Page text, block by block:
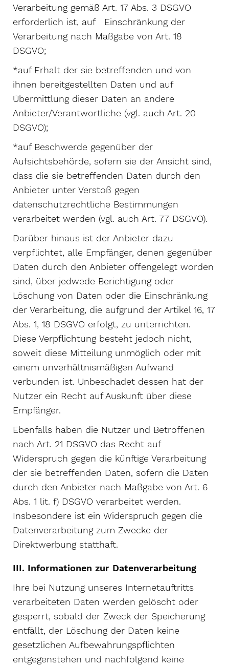
Verarbeitung gemäß Art. 17 Abs. 3 DSGVO
erforderlich ist, auf Einschränkung der
Verarbeitung nach Maßgabe von Art. 18
DSGVO;
*auf Erhalt der sie betreffenden und von
ihnen bereitgestellten Daten und auf
Übermittlung dieser Daten an andere
Anbieter/Verantwortliche (vgl. auch Art. 20
DSGVO);
*auf Beschwerde gegenüber der
Aufsichtsbehörde, sofern sie der Ansicht sind,
dass die sie betreffenden Daten durch den
Anbieter unter Verstoß gegen
datenschutzrechtliche Bestimmungen
verarbeitet werden (vgl. auch Art. 77 DSGVO).
Darüber hinaus ist der Anbieter dazu
verpflichtet, alle Empfänger, denen gegenüber
Daten durch den Anbieter offengelegt worden
sind, über jedwede Berichtigung oder
Löschung von Daten oder die Einschränkung
der Verarbeitung, die aufgrund der Artikel 16, 17
Abs. 1, 18 DSGVO erfolgt, zu unterrichten.
Diese Verpflichtung besteht jedoch nicht,
soweit diese Mitteilung unmöglich oder mit
einem unverhältnismäßigen Aufwand
verbunden ist. Unbeschadet dessen hat der
Nutzer ein Recht auf Auskunft über diese
Empfänger.
Ebenfalls haben die Nutzer und Betroffenen
nach Art. 21 DSGVO das Recht auf
Widerspruch gegen die künftige Verarbeitung
der sie betreffenden Daten, sofern die Daten
durch den Anbieter nach Maßgabe von Art. 6
Abs. 1 lit. f) DSGVO verarbeitet werden.
Insbesondere ist ein Widerspruch gegen die
Datenverarbeitung zum Zwecke der
Direktwerbung statthaft.
III. Informationen zur Datenverarbeitung
Ihre bei Nutzung unseres Internetauftritts
verarbeiteten Daten werden gelöscht oder
gesperrt, sobald der Zweck der Speicherung
entfällt, der Löschung der Daten keine
gesetzlichen Aufbewahrungspflichten
entgegenstehen und nachfolgend keine